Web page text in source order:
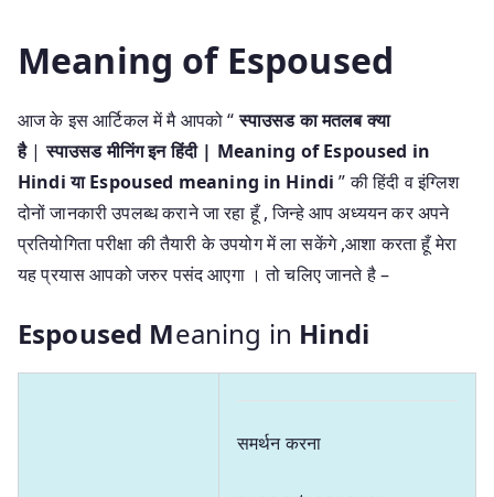
Meaning of Espoused
आज के इस आर्टिकल में मै आपको “स्पाउसड का मतलब क्या
है|स्पाउसड मीनिंग इन हिंदी | Meaning of Espoused in
Hindi या Espoused meaning in Hindi ” की हिंदी व इंग्लिश
दोनों जानकारी उपलब्ध कराने जा रहा हूँ , जिन्हे आप अध्ययन कर अपने
प्रतियोगिता परीक्षा की तैयारी के उपयोग में ला सकेंगे ,आशा करता हूँ मेरा
यह प्रयास आपको जरुर पसंद आएगा । तो चलिए जानते है –
Espoused Meaning in Hindi
समर्थन करना